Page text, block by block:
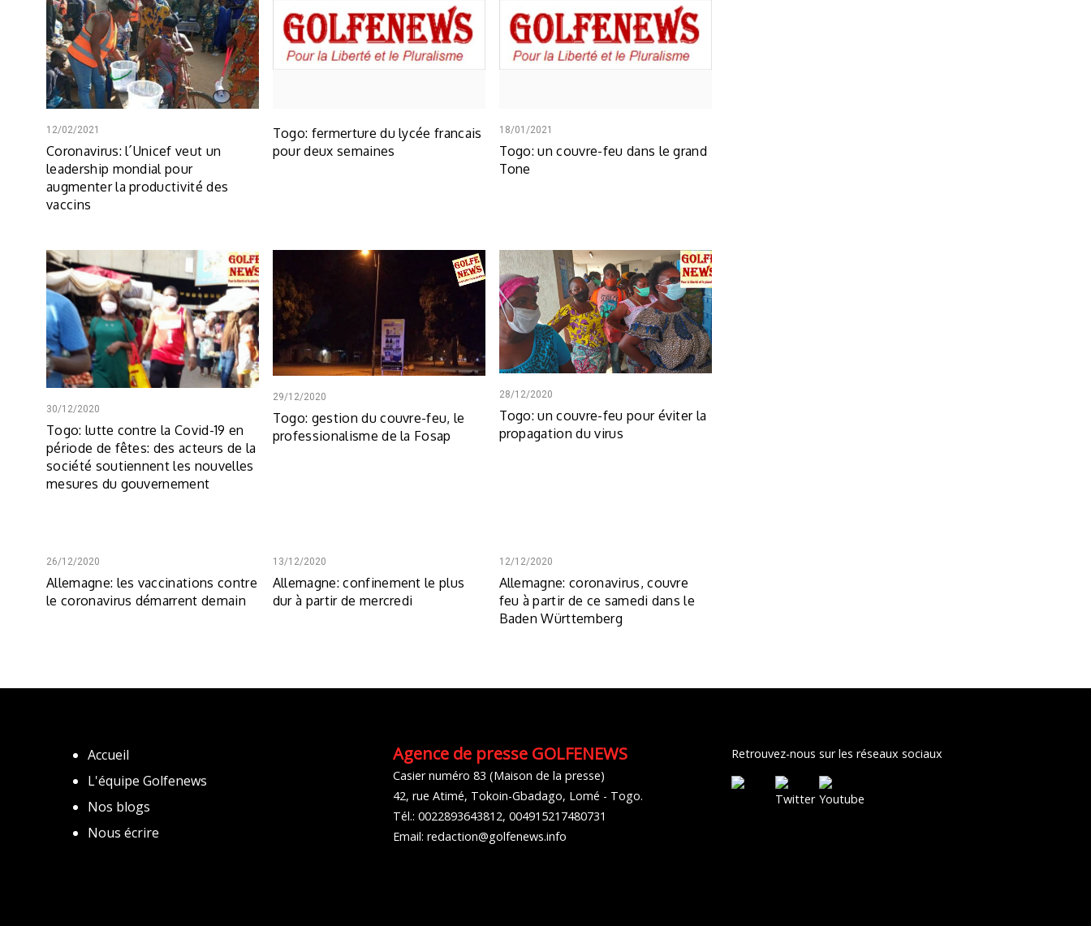
12/02/2021
Coronavirus: l´Unicef veut un
leadership mondial pour
augmenter la productivité des
vaccins
Togo: fermerture du lycée francais
pour deux semaines
18/01/2021
Togo: un couvre-feu dans le grand
Tone
30/12/2020
Togo: lutte contre la Covid-19 en
période de fêtes: des acteurs de la
société soutiennent les nouvelles
mesures du gouvernement
29/12/2020
Togo: gestion du couvre-feu, le
professionalisme de la Fosap
28/12/2020
Togo: un couvre-feu pour éviter la
propagation du virus
26/12/2020
Allemagne: les vaccinations contre
le coronavirus démarrent demain
13/12/2020
Allemagne: confinement le plus
dur à partir de mercredi
12/12/2020
Allemagne: coronavirus, couvre
feu à partir de ce samedi dans le
Baden Württemberg
Accueil
L'équipe Golfenews
Nos blogs
Nous écrire
Agence de presse GOLFENEWS
Casier numéro 83 (Maison de la presse)
42, rue Atimé, Tokoin-Gbadago, Lomé - Togo.
Tél.: 0022893643812, 004915217480731
Email: redaction@golfenews.info
Retrouvez-nous sur les réseaux sociaux